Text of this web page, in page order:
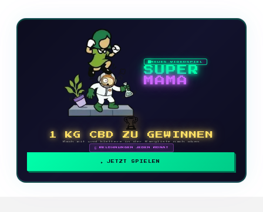
NEUES VIDEOSPIEL
SUPER
MAMA
🏆
1 KG CBD ZU GEWINNEN
Mach mit und klettere in der Rangliste nach oben
🗓 BELOHNUNGEN JEDEN MONAT
JETZT SPIELEN